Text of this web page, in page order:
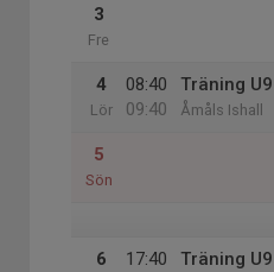
3
Fre
4
Lör
08:40
09:40
Träning U9
Åmåls Ishall
5
Sön
6
17:40
Träning U9